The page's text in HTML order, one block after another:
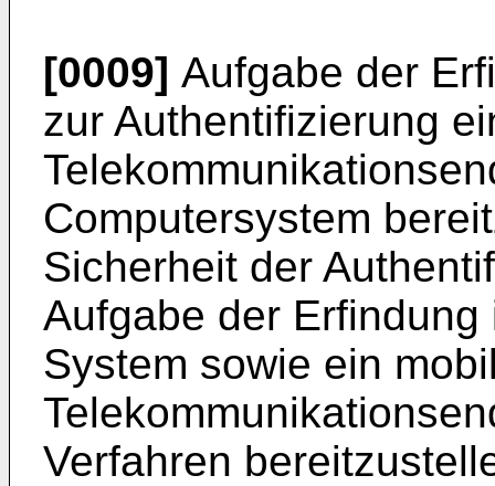
[0009] Aufgabe der
zur Authentifizierung
Computersystem
Sicherheit der
Aufgabe der
System sowie ein
Verfahren